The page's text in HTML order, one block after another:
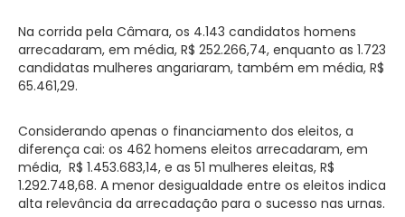
Na corrida pela Câmara, os 4.143 candidatos homens
arrecadaram, em média, R$ 252.266,74, enquanto as 1.723
candidatas mulheres angariaram, também em média, R$
65.461,29.
Considerando apenas o financiamento dos eleitos, a
diferença cai: os 462 homens eleitos arrecadaram, em
média, R$ 1.453.683,14, e as 51 mulheres eleitas, R$
1.292.748,68. A menor desigualdade entre os eleitos indica
alta relevância da arrecadação para o sucesso nas urnas.